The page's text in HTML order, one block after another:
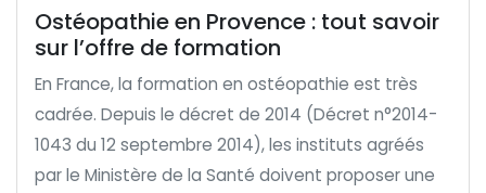
Ostéopathie en Provence : tout savoir
sur l’offre de formation
En France, la formation en ostéopathie est très
cadrée. Depuis le décret de 2014 (Décret n°2014-
1043 du 12 septembre 2014), les instituts agréés
par le Ministère de la Santé doivent proposer une